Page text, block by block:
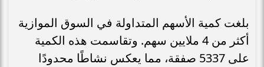
بلغت كمية الأسهم المتداولة في السوق الموازية
أكثر من 4 ملايين سهم. وتقاسمت هذه الكمية
على 5337 صفقة، مما يعكس نشاطًا محدودًا